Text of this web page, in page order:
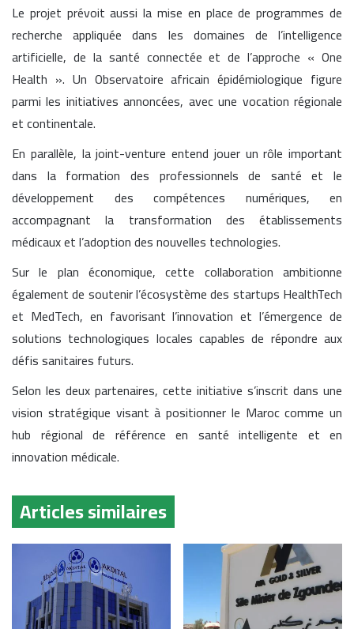
Le projet prévoit aussi la mise en place de programmes de
recherche appliquée dans les domaines de l’intelligence
artificielle, de la santé connectée et de l’approche « One
Health ». Un Observatoire africain épidémiologique figure
parmi les initiatives annoncées, avec une vocation régionale
et continentale.
En parallèle, la joint-venture entend jouer un rôle important
dans la formation des professionnels de santé et le
développement des compétences numériques, en
accompagnant la transformation des établissements
médicaux et l’adoption des nouvelles technologies.
Sur le plan économique, cette collaboration ambitionne
également de soutenir l’écosystème des startups HealthTech
et MedTech, en favorisant l’innovation et l’émergence de
solutions technologiques locales capables de répondre aux
défis sanitaires futurs.
Selon les deux partenaires, cette initiative s’inscrit dans une
vision stratégique visant à positionner le Maroc comme un
hub régional de référence en santé intelligente et en
innovation médicale.
Articles similaires